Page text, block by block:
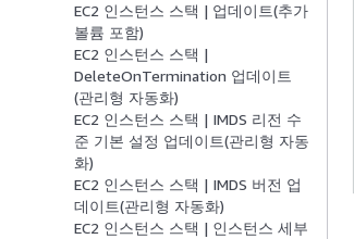
EC2 인스턴스 스택 | 업데이트(추가
볼륨 포함)
EC2 인스턴스 스택 |
DeleteOnTermination 업데이트
(관리형 자동화)
EC2 인스턴스 스택 | IMDS 리전 수
준 기본 설정 업데이트(관리형 자동
화)
EC2 인스턴스 스택 | IMDS 버전 업
데이트(관리형 자동화)
EC2 인스턴스 스택 | 인스턴스 세부